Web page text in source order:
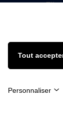
Tout
Personnaliser